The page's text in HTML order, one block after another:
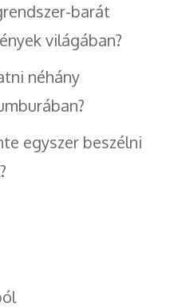
barát
világában?
néhány
egyszer beszélni